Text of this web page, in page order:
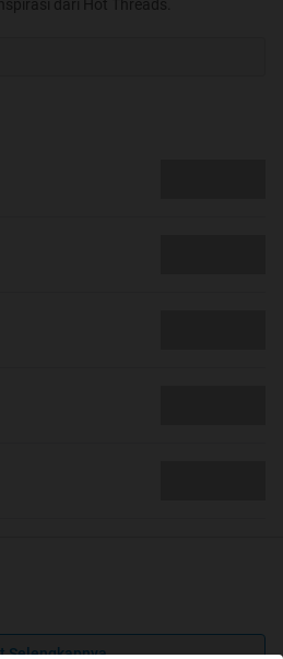
dari Hot Threads.
Selengkapnya